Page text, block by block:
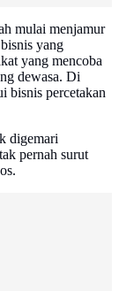
mulai menjamur
yang
yang mencoba
dewasa. Di
bisnis percetakan
digemari
pernah surut